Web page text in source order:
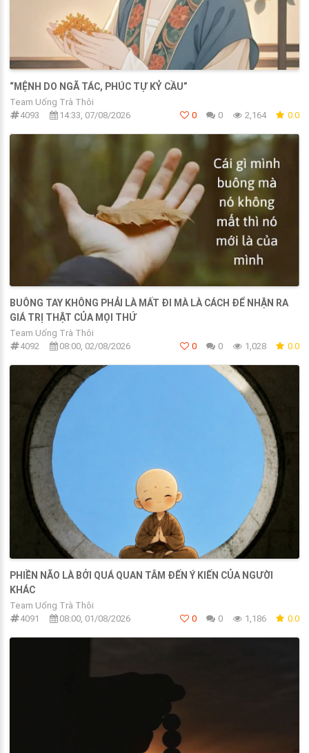
“MỆNH DO NGÃ TÁC, PHÚC TỰ KỶ CẦU”
Team Uống Trà Thôi
4093
14:33, 07/08/2026 0 0 2,164 0.0
BUÔNG TAY KHÔNG PHẢI LÀ MẤT ĐI MÀ LÀ CÁCH ĐỂ NHẬN RA
GIÁ TRỊ THẬT CỦA MỌI THỨ
Team Uống Trà Thôi
4092
08:00, 02/08/2026 0 0 1,028 0.0
PHIỀN NÃO LÀ BỞI QUÁ QUAN TÂM ĐẾN Ý KIẾN CỦA NGƯỜI
KHÁC
Team Uống Trà Thôi
4091
08:00, 01/08/2026 0 0 1,186 0.0